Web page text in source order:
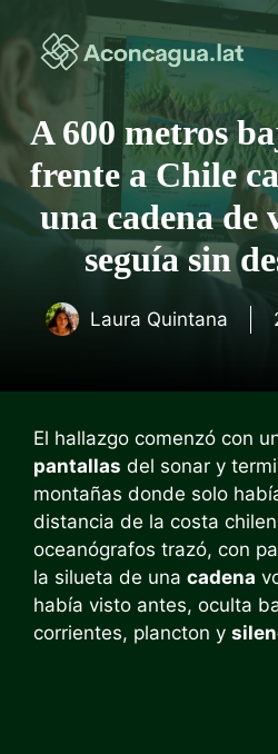
al
contenido
A 600 metros
frente a Chile
una cadena de
seguía sin
Laura Quintana
El hallazgo comenzó con
pantallas del sonar y
montañas donde solo
distancia de la costa
oceanógrafos trazó, con
la silueta de una cadena
había visto antes, oculta
corrientes, plancton y